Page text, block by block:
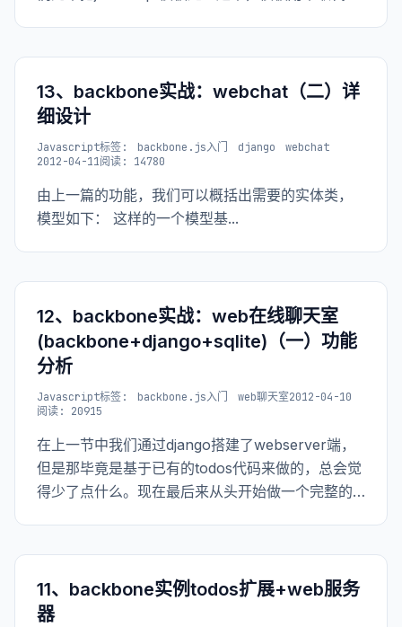
13、backbone实战：webchat（二）详
细设计
Javascript标签: backbone.js入门 django
webchat
2012-04-11阅读: 14780
由上一篇的功能，我们可以概括出需要的实体类，
模型如下： 这样的一个模型基...
12、backbone实战：web在线聊天室
(backbone+django+sqlite)（一）功能
分析
Javascript标签: backbone.js入门 web聊天室2012-04-10
阅读: 20915
在上一节中我们通过django搭建了webserver端，
但是那毕竟是基于已有的todos代码来做的，总会觉
得少了点什么。现在最后来从头开始做一个完整的
11、backbone实例todos扩展+web服务
器